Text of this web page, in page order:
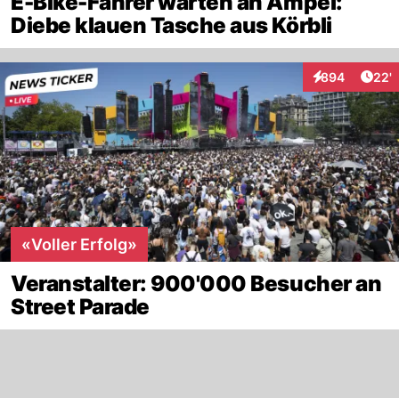
Diebe klauen Tasche aus Körbli
894
Interaktionen
22'
«Voller Erfolg»
Veranstalter: 900'000 Besucher an
Street Parade